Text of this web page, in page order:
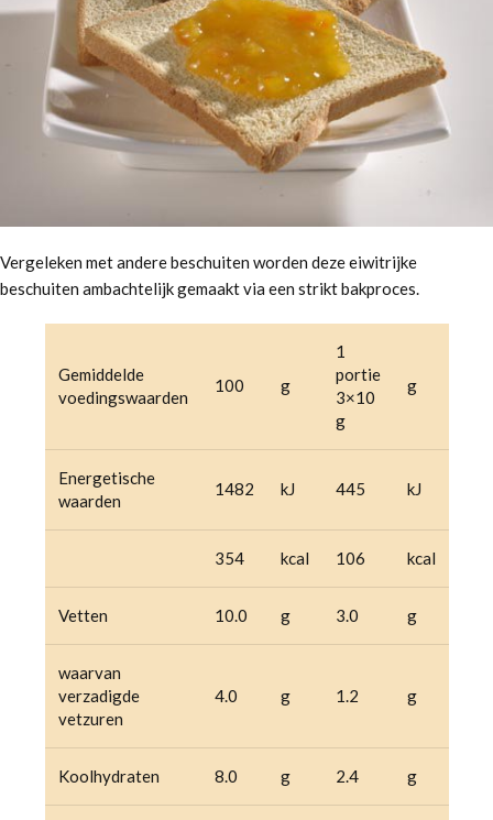
Vergeleken met andere beschuiten worden deze eiwitrijke
beschuiten ambachtelijk gemaakt via een strikt bakproces.
Gemiddelde
voedingswaarden
100 g
1
portie
3×10
g
g
Energetische
waarden
1482 kJ 445 kJ
354 kcal 106 kcal
Vetten 10.0 g 3.0 g
waarvan
verzadigde
vetzuren
4.0 g 1.2 g
Koolhydraten 8.0 g 2.4 g